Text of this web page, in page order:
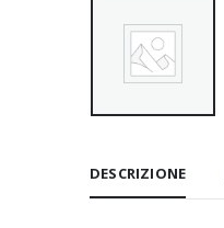
DESCRIZIONE